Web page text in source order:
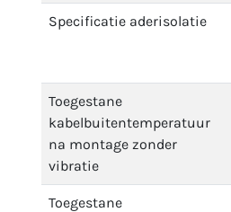
Specificatie aderisolatie
Toegestane
kabelbuitentemperatuur
na montage zonder
vibratie
Toegestane